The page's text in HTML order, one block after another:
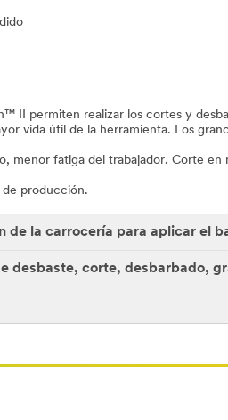
II permiten realizar los cortes y
vida útil de la herramienta. Los
menor fatiga del trabajador. Corte
de producción.
de la carrocería para aplicar el
desbaste, corte, desbarbado,